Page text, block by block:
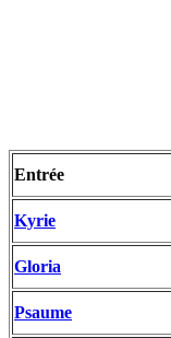
Entrée
Kyrie
Gloria
Psaume